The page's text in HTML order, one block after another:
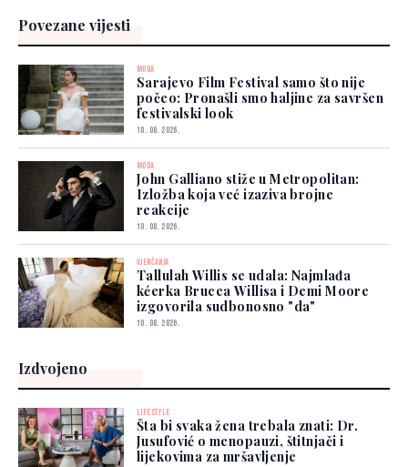
Povezane vijesti
MODA
Sarajevo Film Festival samo što nije
počeo: Pronašli smo haljine za savršen
festivalski look
10. 08. 2026.
MODA
John Galliano stiže u Metropolitan:
Izložba koja već izaziva brojne
reakcije
10. 08. 2026.
VJENČANJA
Tallulah Willis se udala: Najmlađa
kćerka Brucea Willisa i Demi Moore
izgovorila sudbonosno "da"
10. 08. 2026.
Izdvojeno
LIFESTYLE
Šta bi svaka žena trebala znati: Dr.
Jusufović o menopauzi, štitnjači i
lijekovima za mršavljenje